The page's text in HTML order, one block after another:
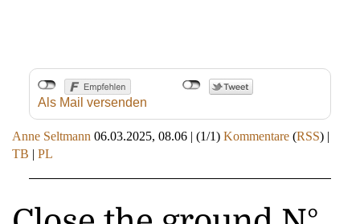
Als Mail versenden
Anne Seltmann 06.03.2025, 08.06 | (1/1) Kommentare (RSS) |
TB | PL